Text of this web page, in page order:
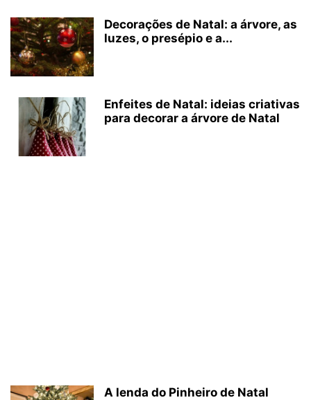
Decorações de Natal: a árvore, as
luzes, o presépio e a...
Enfeites de Natal: ideias criativas
para decorar a árvore de Natal
A lenda do Pinheiro de Natal